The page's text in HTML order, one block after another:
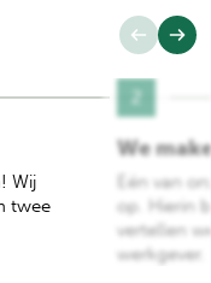
Wij
twee
We
Eén van
op. Hierin
vertellen
werkgever.